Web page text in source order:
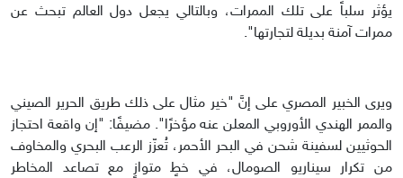
يؤثر سلباً على تلك الممرات، وبالتالي يجعل دول العالم تبحث عن
ممرات آمنة بديلة لتجارتها".
ويرى الخبير المصري على إنَّ "خير مثال على ذلك طريق الحرير الصيني
والممر الهندي الأوروبي المعلن عنه مؤخرًا". مضيفًا: "إن واقعة احتجاز
الحوثيين لسفينة شحن في البحر الأحمر، تُعزّز الرعب البحري والمخاوف
من تكرار سيناريو الصومال، في خطٍ متوازٍ مع تصاعد المخاطر